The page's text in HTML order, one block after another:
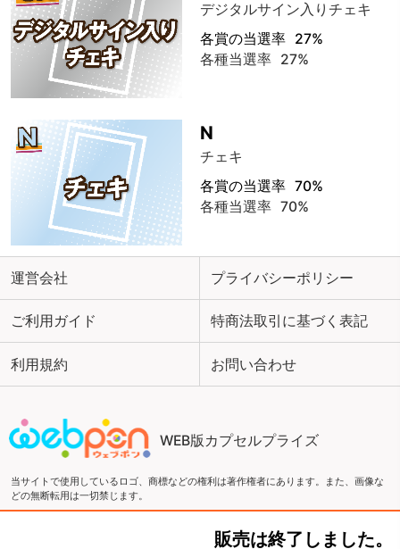
デジタルサイン入りチェキ
各賞の当選率 27%
各種当選率 27%
N
チェキ
各賞の当選率 70%
各種当選率 70%
販売は終了しました。
運営会社 プライバシーポリシー
ご利用ガイド 特商法取引に基づく表記
利用規約 お問い合わせ
WEB版カプセルプライズ
当サイトで使用しているロゴ、商標などの権利は著作権者にあります。また、画像な
どの無断転用は一切禁じます。
Copyright ©2016 ウェブポン and ZEN Co., LTD. All Rights Reserved.